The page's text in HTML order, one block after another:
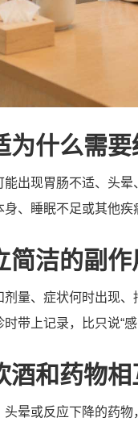
为什么需
能出现胃肠不适、头
身、睡眠不足或其他疾
简洁的副
剂量、症状何时出现
带上记录，比只说“
酒和药物
头晕或反应下降的药